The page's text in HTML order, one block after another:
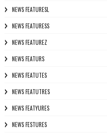
NEWS FEATURESL
NEWS FEATURESS
NEWS FEATUREZ
NEWS FEATURS
NEWS FEATUTES
NEWS FEATUTRES
NEWS FEATYURES
NEWS FESTURES